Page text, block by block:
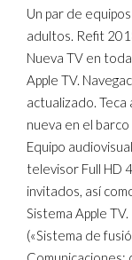
Un par de
adultos. Refit
Nueva TV en
Apple TV.
actualizado.
nueva en el
Equipo
televisor Full HD
invitados, así
Sistema Apple
(«Sistema de